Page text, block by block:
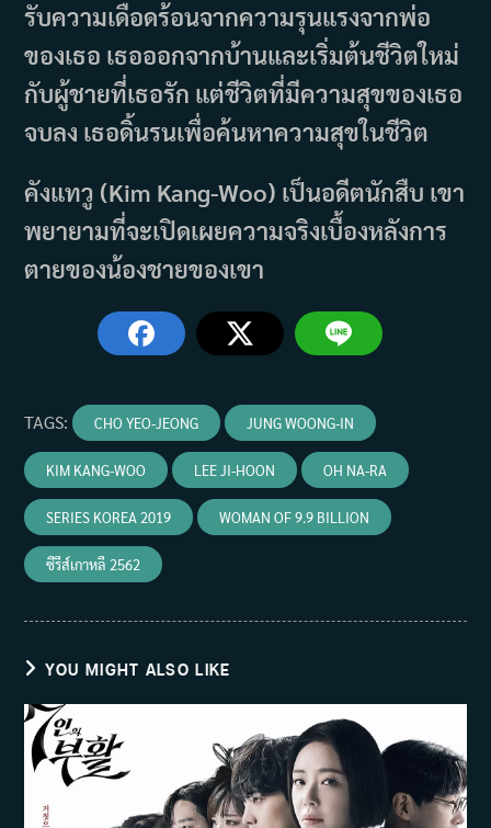
รับความเดือดร้อนจากความรุนแรงจากพ่อ
ของเธอ เธอออกจากบ้านและเริ่มต้นชีวิตใหม่
กับผู้ชายที่เธอรัก แต่ชีวิตที่มีความสุขของเธอ
จบลง เธอดิ้นรนเพื่อค้นหาความสุขในชีวิต
คังแทวู (Kim Kang-Woo) เป็นอดีตนักสืบ เขา
พยายามที่จะเปิดเผยความจริงเบื้องหลังการ
ตายของน้องชายของเขา
TAGS: CHO YEO-JEONG JUNG WOONG-IN
KIM KANG-WOO LEE JI-HOON OH NA-RA
SERIES KOREA 2019 WOMAN OF 9.9 BILLION
ซีรีส์เกาหลี 2562
YOU MIGHT ALSO LIKE